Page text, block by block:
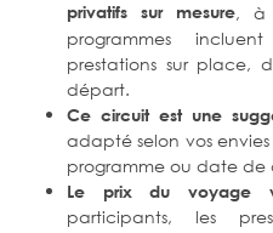
privatifs sur mesure, à
programmes
prestations sur place,
départ.
Ce circuit est une
adapté selon vos
programme ou date de
Le prix du voyage
participants, les